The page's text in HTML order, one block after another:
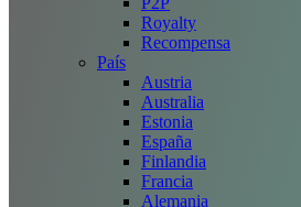
Royalty
Recompensa
País
Austria
Australia
Estonia
España
Finlandia
Francia
Alemania